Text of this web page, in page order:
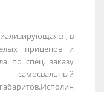
в
прицепов и
по спец. заказу
самосвальный